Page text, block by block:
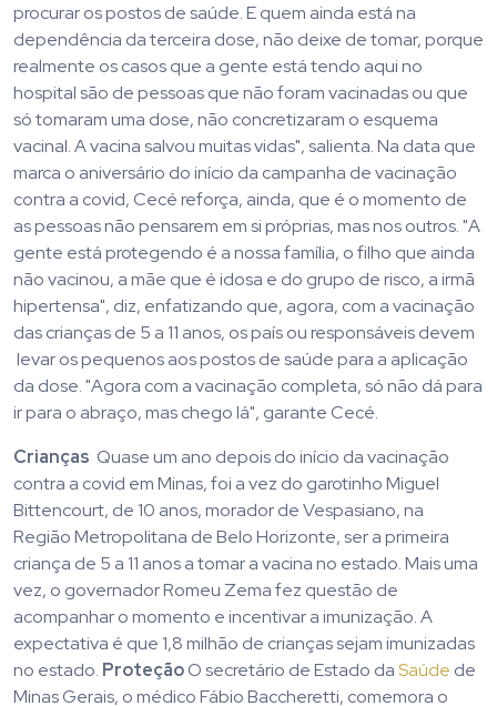
procurar os postos de saúde. E quem ainda está na
dependência da terceira dose, não deixe de tomar, porque
realmente os casos que a gente está tendo aqui no
hospital são de pessoas que não foram vacinadas ou que
só tomaram uma dose, não concretizaram o esquema
vacinal. A vacina salvou muitas vidas", salienta. Na data que
marca o aniversário do início da campanha de vacinação
contra a covid, Cecé reforça, ainda, que é o momento de
as pessoas não pensarem em si próprias, mas nos outros. "A
gente está protegendo é a nossa família, o filho que ainda
não vacinou, a mãe que é idosa e do grupo de risco, a irmã
hipertensa", diz, enfatizando que, agora, com a vacinação
das crianças de 5 a 11 anos, os país ou responsáveis devem
levar os pequenos aos postos de saúde para a aplicação
da dose. "Agora com a vacinação completa, só não dá para
ir para o abraço, mas chego lá", garante Cecé.
Crianças Quase um ano depois do início da vacinação
contra a covid em Minas, foi a vez do garotinho Miguel
Bittencourt, de 10 anos, morador de Vespasiano, na
Região Metropolitana de Belo Horizonte, ser a primeira
criança de 5 a 11 anos a tomar a vacina no estado. Mais uma
vez, o governador Romeu Zema fez questão de
acompanhar o momento e incentivar a imunização. A
expectativa é que 1,8 milhão de crianças sejam imunizadas
no estado. ProteçãoO secretário de Estado daSaúde de
Minas Gerais, o médico Fábio Baccheretti, comemora o